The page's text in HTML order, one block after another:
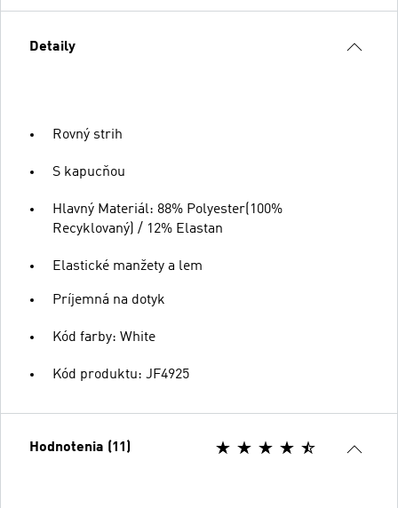
Detaily
Rovný strih
S kapucňou
Hlavný Materiál: 88% Polyester(100%
Recyklovaný) / 12% Elastan
Elastické manžety a lem
Príjemná na dotyk
Kód farby: White
Kód produktu: JF4925
Hodnotenia (11)